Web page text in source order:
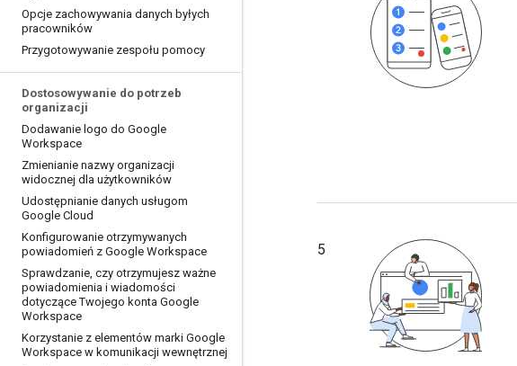
Opcje zachowywania danych byłych
pracowników
Przygotowywanie zespołu pomocy
Dostosowywanie do potrzeb
organizacji
Dodawanie logo do Google
Workspace
Zmienianie nazwy organizacji
widocznej dla użytkowników
Udostępnianie danych usługom
Google Cloud
Konfigurowanie otrzymywanych
powiadomień z Google Workspace
Sprawdzanie, czy otrzymujesz ważne
powiadomienia i wiadomości
dotyczące Twojego konta Google
Workspace
Korzystanie z elementów marki Google
Workspace w komunikacji wewnętrznej
5